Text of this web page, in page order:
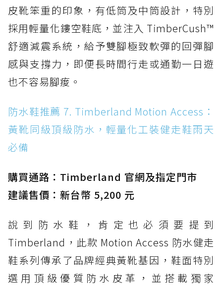
皮靴笨重的印象，有低筒及中筒設計，特別
採用輕量化鏤空鞋底，並注入 TimberCush™
舒適減震系統，給予雙腳極致軟彈的回彈腳
感與支撐力，即便長時間行走或通勤一日遊
也不容易腳痠。
防水鞋推薦 7. Timberland Motion Access：
黃靴同級頂級防水，輕量化工裝健走鞋雨天
必備
購買通路：Timberland 官網及指定門市
建議售價：新台幣 5,200 元
說到防水鞋，肯定也必須要提到
Timberland，此款 Motion Access 防水健走
鞋系列傳承了品牌經典黃靴基因，鞋面特別
選用頂級優質防水皮革，並搭載獨家